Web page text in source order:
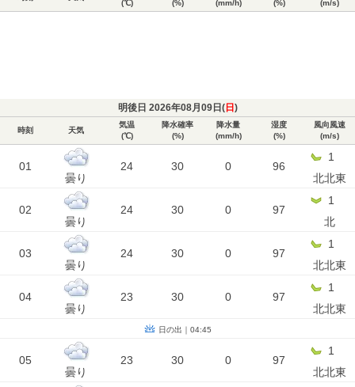
(℃)
(%)
(mm/h)
(%)
(m/s)
明後日 2026年08月09日(日 )
時刻 天気
気温
(℃)
降水確率
(%)
降水量
(mm/h)
湿度
(%)
風向風速
(m/s)
01
曇り
24 30 0 96
1
北北東
02
曇り
24 30 0 97
1
北
03
曇り
24 30 0 97
1
北北東
04
曇り
23 30 0 97
1
北北東
日の出｜04:45
05
曇り
23 30 0 97
1
北北東